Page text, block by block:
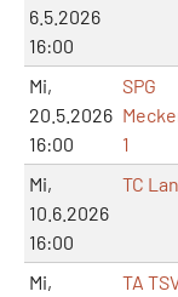
6.5.2026
16:00
Mi,
20.5.2026
16:00
SPG
1
Mi,
10.6.2026
16:00
TC
Mi,
TA